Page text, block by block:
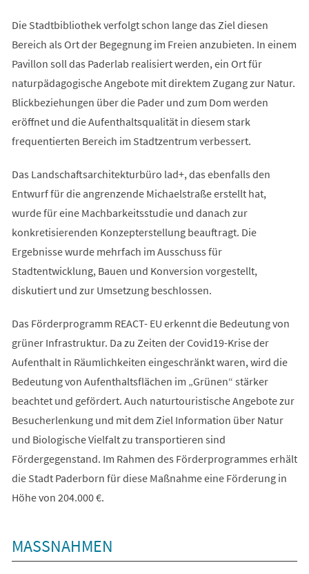
Die Stadtbibliothek verfolgt schon lange das Ziel diesen
Bereich als Ort der Begegnung im Freien anzubieten. In einem
Pavillon soll das Paderlab realisiert werden, ein Ort für
naturpädagogische Angebote mit direktem Zugang zur Natur.
Blickbeziehungen über die Pader und zum Dom werden
eröffnet und die Aufenthaltsqualität in diesem stark
frequentierten Bereich im Stadtzentrum verbessert.
Das Landschaftsarchitekturbüro lad+, das ebenfalls den
Entwurf für die angrenzende Michaelstraße erstellt hat,
wurde für eine Machbarkeitsstudie und danach zur
konkretisierenden Konzepterstellung beauftragt. Die
Ergebnisse wurde mehrfach im Ausschuss für
Stadtentwicklung, Bauen und Konversion vorgestellt,
diskutiert und zur Umsetzung beschlossen.
Das Förderprogramm REACT- EU erkennt die Bedeutung von
grüner Infrastruktur. Da zu Zeiten der Covid19-Krise der
Aufenthalt in Räumlichkeiten eingeschränkt waren, wird die
Bedeutung von Aufenthaltsflächen im „Grünen“ stärker
beachtet und gefördert. Auch naturtouristische Angebote zur
Besucherlenkung und mit dem Ziel Information über Natur
und Biologische Vielfalt zu transportieren sind
Fördergegenstand. Im Rahmen des Förderprogrammes erhält
die Stadt Paderborn für diese Maßnahme eine Förderung in
Höhe von 204.000 €.
MASSNAHMEN